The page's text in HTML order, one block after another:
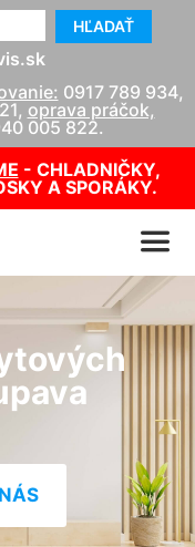
HĽADAŤ
0917 789 934,
, oprava práčok,
005 822.
- CHLADNIČKY,
A SPORÁKY.